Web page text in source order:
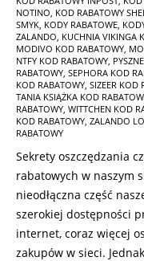
NOTINO, KOD RABATOWY
SMYK, KODY RABATOWE,
ZALANDO, KUCHNIA VIKINGA
MODIVO KOD RABATOWY,
NTFY KOD RABATOWY,
RABATOWY, SEPHORA KOD
KOD RABATOWY, SIZEER KOD
TANIA KSIĄŻKA KOD
RABATOWY, WITTCHEN KOD
KOD RABATOWY, ZALANDO
RABATOWY
Sekrety oszczędzania
rabatowych w naszym
nieodłączna część
szerokiej dostępności
internet, coraz więcej
zakupów w sieci.